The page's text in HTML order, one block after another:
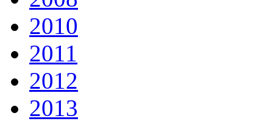
2010
2011
2012
2013